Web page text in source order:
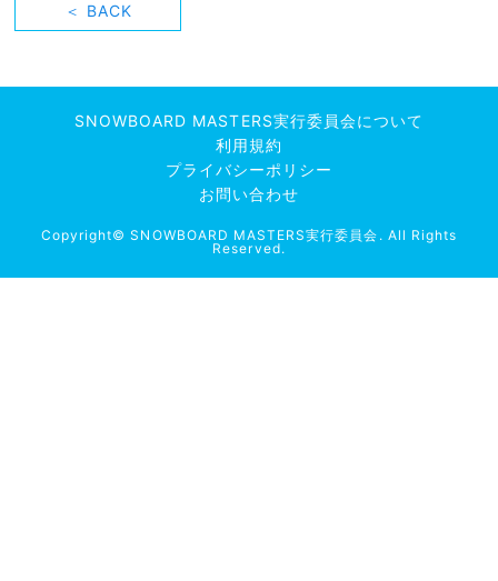
＜ BACK
SNOWBOARD MASTERS実行委員会について
利用規約
プライバシーポリシー
お問い合わせ
Copyright© SNOWBOARD MASTERS実行委員会. All Rights
Reserved.